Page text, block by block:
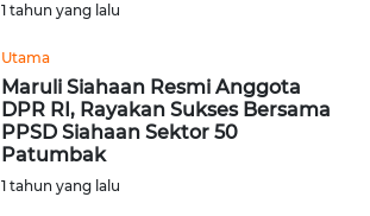
1 tahun yang lalu
Utama
Maruli Siahaan Resmi Anggota
DPR RI, Rayakan Sukses Bersama
PPSD Siahaan Sektor 50
Patumbak
1 tahun yang lalu